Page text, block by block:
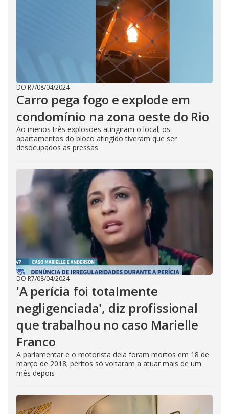
DO R7/08/04/2024
Carro pega fogo e explode em
condomínio na zona oeste do Rio
Ao menos três explosões atingiram o local; os
apartamentos do bloco atingido tiveram que ser
desocupados as pressas
DO R7/08/04/2024
'A perícia foi totalmente
negligenciada', diz profissional
que trabalhou no caso Marielle
Franco
A parlamentar e o motorista dela foram mortos em 18 de
março de 2018; peritos só voltaram a atuar mais de um
mês depois